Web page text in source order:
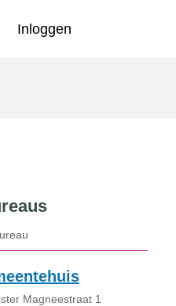
Inloggen
Magneestraat 1